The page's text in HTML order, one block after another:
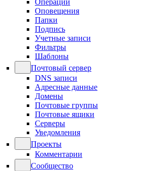
Операции
Оповещения
Папки
Подпись
Учетные записи
Фильтры
Шаблоны
Почтовый сервер
DNS записи
Адресные данные
Домены
Почтовые группы
Почтовые ящики
Серверы
Уведомления
Проекты
Комментарии
Сообщество